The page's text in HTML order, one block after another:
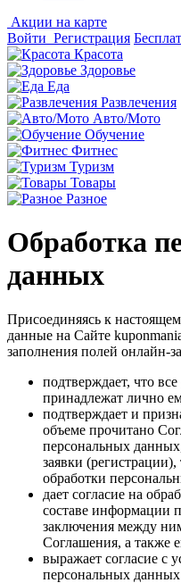
Акции на карте
Войти Регистрация
Красота
Здоровье
Еда
Развлечения
Авто/Мото
Обучение
Фитнес
Туризм
Товары
Разное
Обработка
данных
Присоединяясь к
данные на Сайте
заполнения полей онлайн-
подтверждает, что
принадлежат лично
подтверждает и
объеме прочитано
персональных
заявки
обработки
дает согласие на
составе информации
заключения между
Соглашения, а также
выражает согласие с
персональных